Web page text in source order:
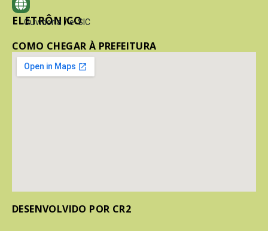
ELETRÔNICO
Ouvidoria / e-SIC
COMO CHEGAR À PREFEITURA
DESENVOLVIDO POR CR2